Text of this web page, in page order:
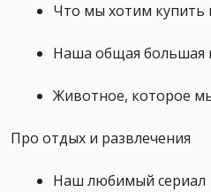
Что мы хотим купить
Наша общая большая
Животное, которое
Про отдых и развлечения
Наш любимый сериал